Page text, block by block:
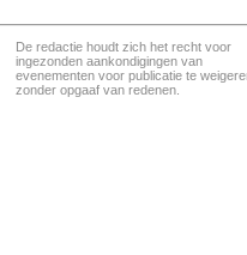
De redactie houdt zich het recht voor
ingezonden aankondigingen van
evenementen voor publicatie te
zonder opgaaf van redenen.